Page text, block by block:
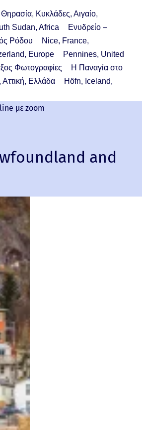
Θηρασία, Κυκλάδες, Αιγαίο,
Sudan, Africa
Ενυδρείο –
Ρόδου
Nice, France,
Europe
Pennines, United
Φωτογραφίες
Η Παναγία στο
Ελλάδα
Höfn, Iceland,
με zoom
and